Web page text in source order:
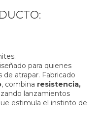
para quienes
atrapar. Fabricado
, combina resistencia,
lanzamientos
estimula el instinto de